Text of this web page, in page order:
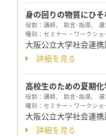
身の回りの物質にひ
役割： 講師, 助言･指導, 運
種別： セミナー・ワークショ
大阪公立大学社会連
詳細を見る
高校生のための夏期
役割： 講師, 助言･指導, 運
種別： セミナー・ワークショ
大阪公立大学社会連
詳細を見る